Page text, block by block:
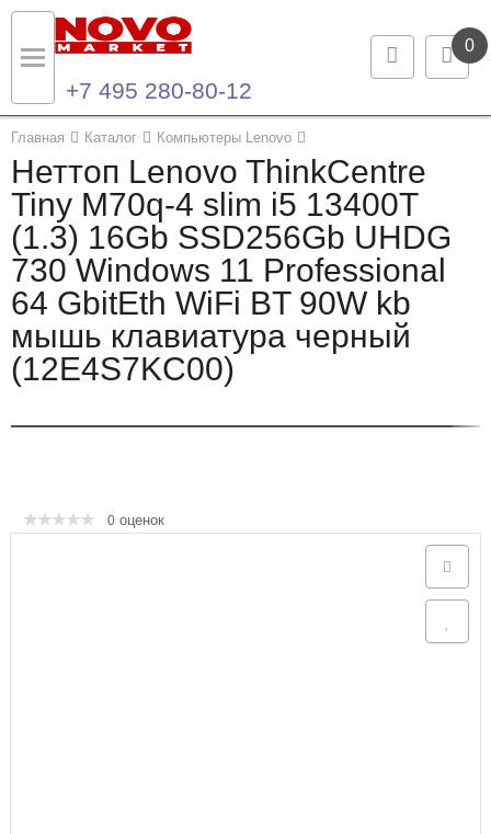
0
+7 495 280-80-12
Главная Каталог Компьютеры Lenovo
Неттоп Lenovo ThinkCentre
Tiny M70q-4 slim i5 13400T
(1.3) 16Gb SSD256Gb UHDG
730 Windows 11 Professional
64 GbitEth WiFi BT 90W kb
мышь клавиатура черный
(12E4S7KC00)
0 оценок
Назад
Каталог продукции
Ноутбуки и ультрабуки
Компьютеры
Моноблоки
Серверы и СХД
Аксессуары
Назад
Контакты
Контактная информация